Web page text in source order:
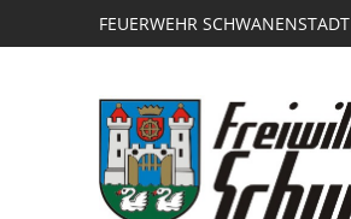
FEUERWEHR SCHWANENSTADT